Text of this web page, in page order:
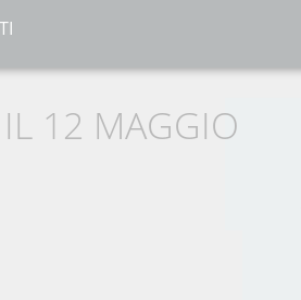
12 MAGGIO